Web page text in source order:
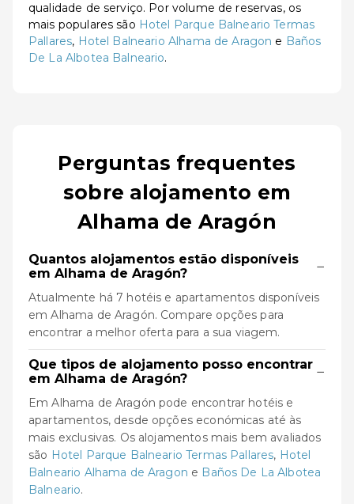
qualidade de serviço. Por volume de reservas, os
mais populares são Hotel Parque Balneario Termas
Pallares, Hotel Balneario Alhama de Aragon e Baños
De La Albotea Balneario.
Perguntas frequentes
sobre alojamento em
Alhama de Aragón
Quantos alojamentos estão disponíveis
em Alhama de Aragón?
−
Atualmente há 7 hotéis e apartamentos disponíveis
em Alhama de Aragón. Compare opções para
encontrar a melhor oferta para a sua viagem.
Que tipos de alojamento posso encontrar
em Alhama de Aragón?
−
Em Alhama de Aragón pode encontrar hotéis e
apartamentos, desde opções económicas até às
mais exclusivas. Os alojamentos mais bem avaliados
são Hotel Parque Balneario Termas Pallares, Hotel
Balneario Alhama de Aragon e Baños De La Albotea
Balneario.